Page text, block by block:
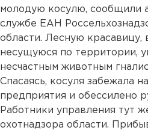
молодую косулю, сообщили
службе ЕАН
области. Лесную красавицу,
несущуюся по территории,
несчастным животным
Спасаясь, косуля забежала
предприятия и обессилено
Работники управления тут
охотнадзора области.